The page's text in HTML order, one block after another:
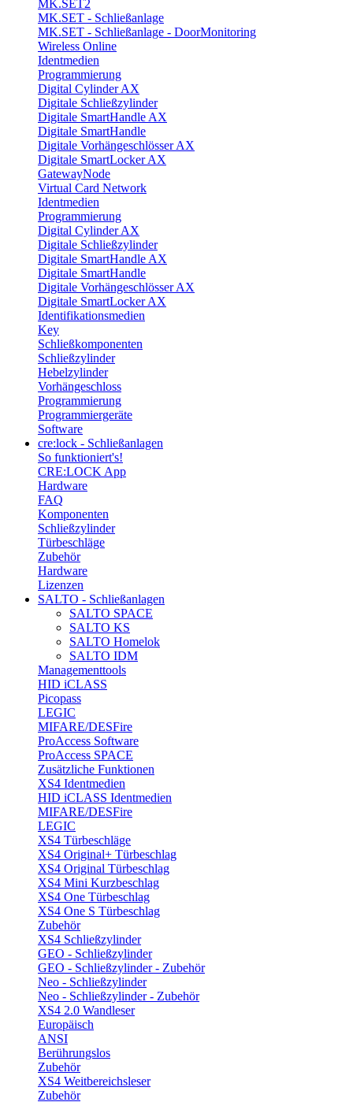
MK.SET2
MK.SET - Schließanlage
MK.SET - Schließanlage - DoorMonitoring
Wireless Online
Identmedien
Programmierung
Digital Cylinder AX
Digitale Schließzylinder
Digitale SmartHandle AX
Digitale SmartHandle
Digitale Vorhängeschlösser AX
Digitale SmartLocker AX
GatewayNode
Virtual Card Network
Identmedien
Programmierung
Digital Cylinder AX
Digitale Schließzylinder
Digitale SmartHandle AX
Digitale SmartHandle
Digitale Vorhängeschlösser AX
Digitale SmartLocker AX
Identifikationsmedien
Key
Schließkomponenten
Schließzylinder
Hebelzylinder
Vorhängeschloss
Programmierung
Programmiergeräte
Software
cre:lock - Schließanlagen
So funktioniert's!
CRE:LOCK App
Hardware
FAQ
Komponenten
Schließzylinder
Türbeschläge
Zubehör
Hardware
Lizenzen
SALTO - Schließanlagen
SALTO SPACE
SALTO KS
SALTO Homelok
SALTO IDM
Managementtools
HID iCLASS
Picopass
LEGIC
MIFARE/DESFire
ProAccess Software
ProAccess SPACE
Zusätzliche Funktionen
XS4 Identmedien
HID iCLASS Identmedien
MIFARE/DESFire
LEGIC
XS4 Türbeschläge
XS4 Original+ Türbeschlag
XS4 Original Türbeschlag
XS4 Mini Kurzbeschlag
XS4 One Türbeschlag
XS4 One S Türbeschlag
Zubehör
XS4 Schließzylinder
GEO - Schließzylinder
GEO - Schließzylinder - Zubehör
Neo - Schließzylinder
Neo - Schließzylinder - Zubehör
XS4 2.0 Wandleser
Europäisch
ANSI
Berührungslos
Zubehör
XS4 Weitbereichsleser
Zubehör